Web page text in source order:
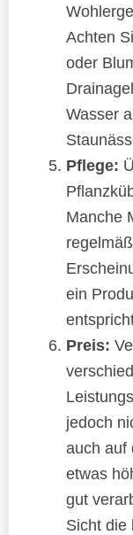
Achten
oder
Wasser
Pflege:
Manche
ein
Preis:
jedoch
auch auf
etwas
gut
Sicht die